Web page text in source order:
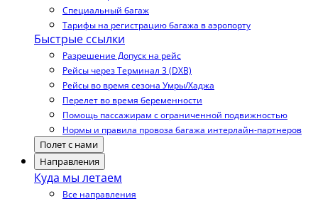
Специальный багаж
Тарифы на регистрацию багажа в аэропорту
Быстрые ссылки
Разрешение Допуск на рейс
Рейсы через Терминал 3 (DXB)
Рейсы во время сезона Умры/Хаджа
Перелет во время беременности
Помощь пассажирам с ограниченной подвижностью
Нормы и правила провоза багажа интерлайн-партнеров
Полет с нами
Направления
Куда мы летаем
Все направления